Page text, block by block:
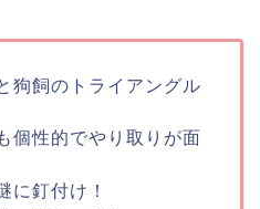
狗飼のトライアングル
個性的でやり取りが面
に釘付け！